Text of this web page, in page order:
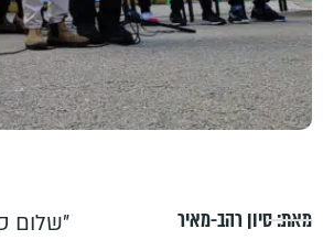
מאת:סיון רהב-מאיר
"שלום